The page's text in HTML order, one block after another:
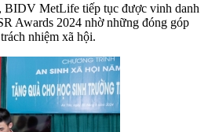
BIDV MetLife tiếp tục được vinh danh
Awards 2024 nhờ những đóng góp
nhiệm xã hội.